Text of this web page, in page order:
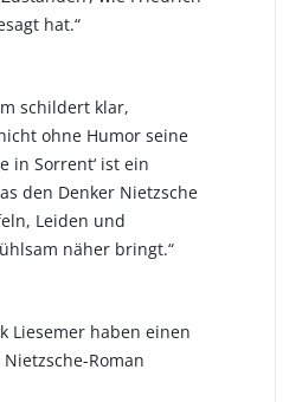
hat.“
schildert klar,
ohne Humor seine
in Sorrent‘ ist ein
den Denker Nietzsche
Leiden und
näher bringt.“
Liesemer haben einen
Roman